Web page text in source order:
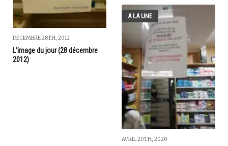
DÉCEMBRE 28TH, 2012
L'image du jour (28 décembre
2012)
A LA UNE
AVRIL 20TH, 2020